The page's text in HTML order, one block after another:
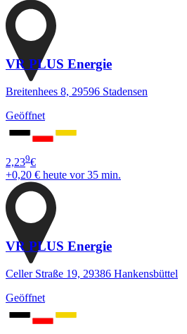
VR PLUS Energie
Breitenhees 8, 29596 Stadensen
Geöffnet
2,239€
+0,20 € heute vor 35 min.
VR PLUS Energie
Celler Straße 19, 29386 Hankensbüttel
Geöffnet